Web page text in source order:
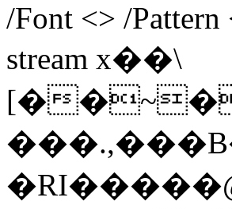
/Font <> /
stream x��\
[�